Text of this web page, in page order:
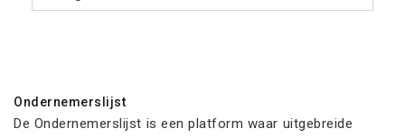
Ondernemerslijst
De Ondernemerslijst is een platform waar uitgebreide